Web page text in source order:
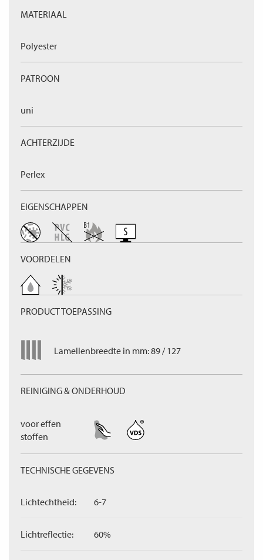
MATERIAAL
Polyester
PATROON
uni
ACHTERZIJDE
Perlex
EIGENSCHAPPEN
VOORDELEN
PRODUCT TOEPASSING
Lamellenbreedte in mm: 89 / 127
REINIGING & ONDERHOUD
voor effen
stoffen
TECHNISCHE GEGEVENS
Lichtechtheid: 6-7
Lichtreflectie: 60%